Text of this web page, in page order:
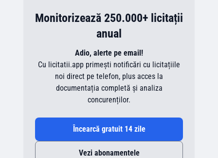
Monitorizează 250.000+ licitații
anual
Adio, alerte pe email!
Cu licitatii.app primești notificări cu licitațiile
noi direct pe telefon, plus acces la
documentația completă și analiza
concurenților.
Încearcă gratuit 14 zile
Vezi abonamentele